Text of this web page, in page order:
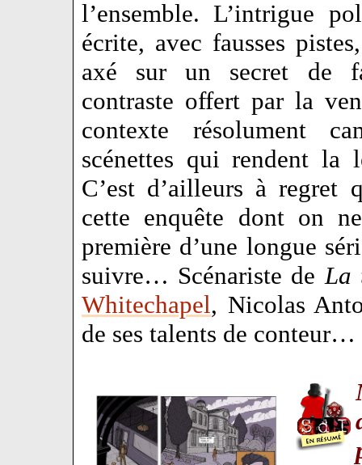
l’ensemble. L’intrigue
écrite, avec fausses
axé sur un secret de
contraste offert par la
contexte résolument
scénettes qui rendent la
C’est d’ailleurs à regret
cette enquête dont on
première d’une longue
suivre… Scénariste deLa
Whitechapel, Nicolas
de ses talents de conteur…